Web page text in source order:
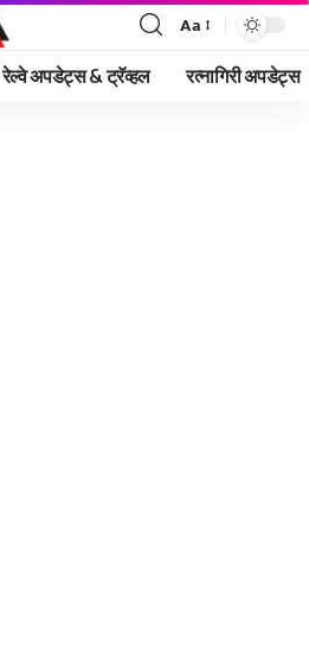
Font
Resizer
Aa
रेल्वे अपडेट्स & ट्रॅव्हल रत्नागिरी अपडेट्स